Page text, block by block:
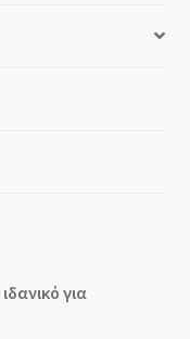
ιδανικό για